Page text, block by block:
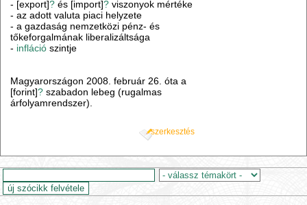
- [export]? és [import]? viszonyok mértéke
- az adott valuta piaci helyzete
- a gazdaság nemzetközi pénz- és
tőkeforgalmának liberalizáltsága
- infláció szintje
Magyarországon 2008. február 26. óta a
[forint]? szabadon lebeg (rugalmas
árfolyamrendszer).
szerkesztés